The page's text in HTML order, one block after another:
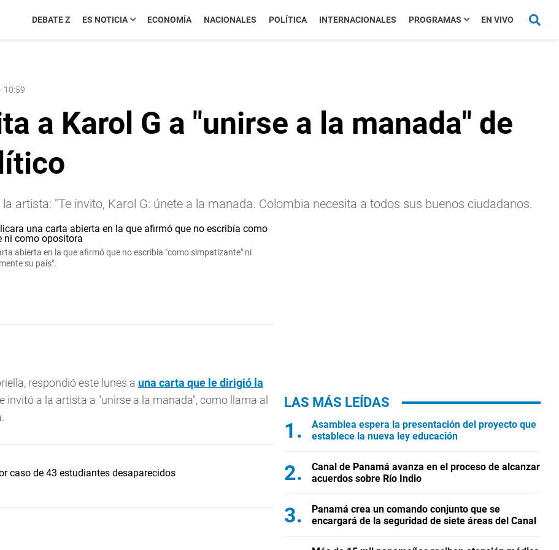
DEBATE Z ES NOTICIA ECONOMÍA NACIONALES POLÍTICA INTERNACIONALES PROGRAMAS EN VIVO
10:59
a Karol G a "unirse a la manada" de
artista: "Te invito, Karol G: únete a la manada. Colombia necesita a todos sus buenos ciudadanos.
abierta en la que afirmó que no escribía "como simpatizante" ni
su país".
respondió este lunes a una carta que le dirigió la
invitó a la artista a "unirse a la manada", como llama al
caso de 43 estudiantes desaparecidos
LAS MÁS LEÍDAS
Asamblea espera la presentación del proyecto que
establece la nueva ley educación
Canal de Panamá avanza en el proceso de alcanzar
acuerdos sobre Río Indio
Panamá crea un comando conjunto que se
encargará de la seguridad de siete áreas del Canal